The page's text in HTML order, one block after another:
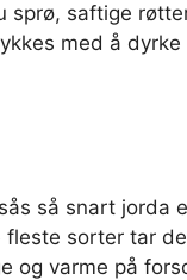
sprø, saftige
med å dyrke
så snart jorda
fleste sorter tar
og varme på